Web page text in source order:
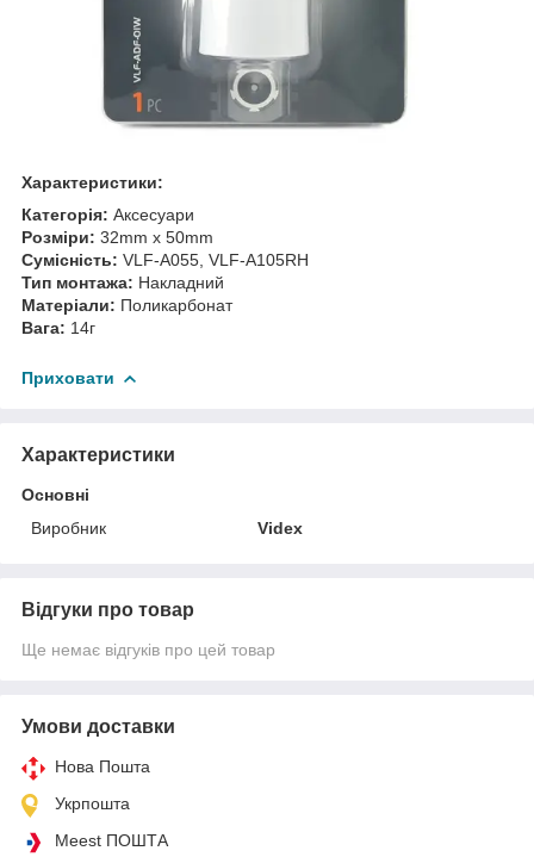
Характеристики:
Категорія: Аксесуари
Розміри: 32mm х 50mm
Сумісність: VLF-A055, VLF-A105RH
Тип монтажа: Накладний
Матеріали: Поликарбонат
Вага: 14г
Приховати
Характеристики
Основні
Виробник
Videx
Відгуки про товар
Ще немає відгуків про цей товар
Умови доставки
Нова Пошта
Укрпошта
Meest ПОШТА